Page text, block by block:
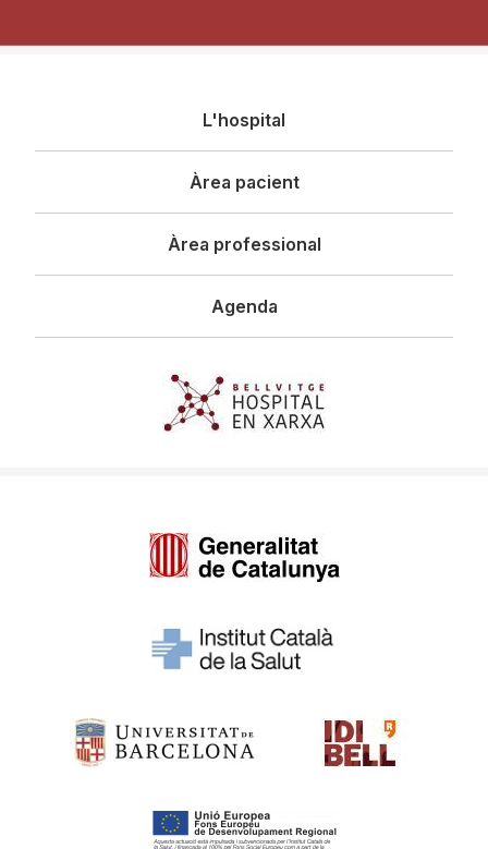
principal
L'hospital
Àrea pacient
Àrea professional
Agenda